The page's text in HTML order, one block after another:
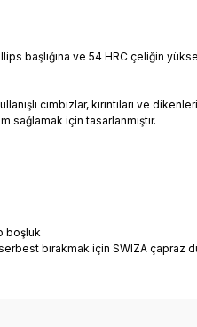
başlığına ve 54 HRC çeliğin
cımbızlar, kırıntıları ve
sağlamak için tasarlanmıştır.
boşluk
bırakmak için SWIZA çapraz